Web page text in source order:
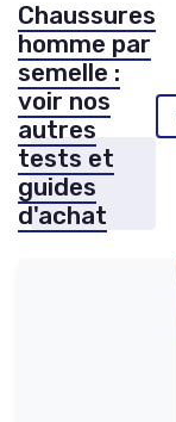
Chaussures
homme par
semelle :
voir nos
autres
tests et
guides
d'achat